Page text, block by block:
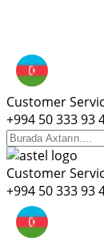
Customer
+994 50 333 93
Customer
+994 50 333 93